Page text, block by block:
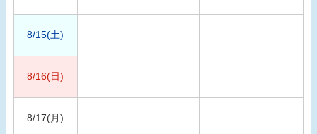
8/15(土)
8/16(日)
8/17(月)